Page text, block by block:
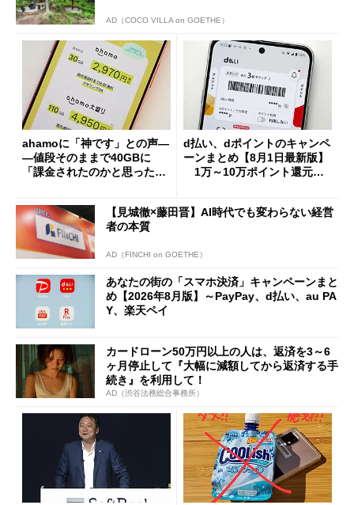
AD（COCO VILLA on GOETHE）
ahamoに「神です」との声―
―値段そのままで40GBに
「課金されたのかと思った」
d払い、dポイントのキャンペ
ーンまとめ【8月1日最新版】
1万～10万ポイント還元の
【見城徹×藤田晋】AI時代でも変わらない経営
者の本質
AD（FINCHI on GOETHE）
あなたの街の「スマホ決済」キャンペーンまと
め【2026年8月版】～PayPay、d払い、au PA
Y、楽天ペイ
カードローン50万円以上の人は、返済を3～6
ヶ月停止して『大幅に減額してから返済する手
続き』を利用して！
AD（渋谷法務総合事務所）